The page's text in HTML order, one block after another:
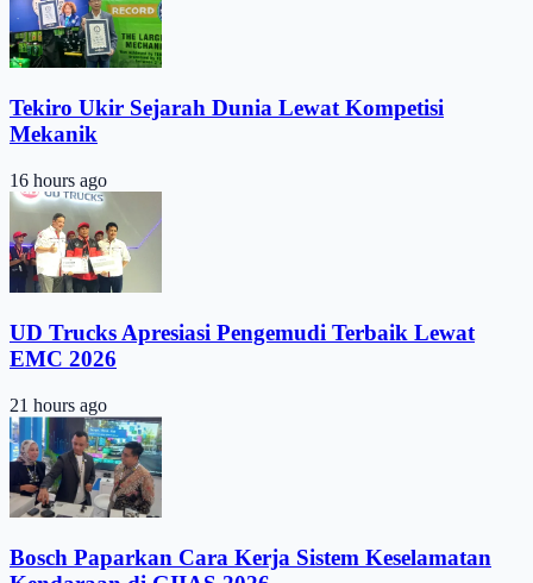
Tekiro Ukir Sejarah Dunia Lewat Kompetisi
Mekanik
16 hours ago
UD Trucks Apresiasi Pengemudi Terbaik Lewat
EMC 2026
21 hours ago
Bosch Paparkan Cara Kerja Sistem Keselamatan